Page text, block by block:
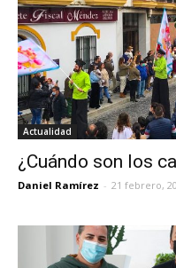
Actualidad
¿Cuándo son los
Daniel Ramírez - 21 febrero,